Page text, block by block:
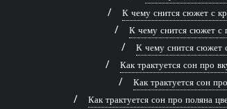
К чему снится сюжет с
К чему снится сюжет с
К чему снится
Как трактуется сон про
Как трактуется сон
Как трактуется сон про поляна